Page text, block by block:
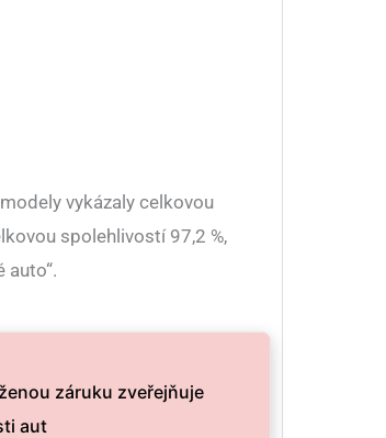
vykázaly celkovou
spolehlivostí 97,2 %,
auto“.
záruku zveřejňuje
aut